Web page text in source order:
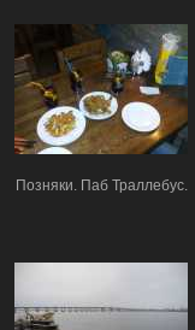
Позняки. Паб Траллебус.